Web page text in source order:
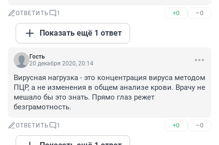
ОТВЕТИТЬ 1 +0 –0
Показать ещё 1 ответ
Гость
20 декабря 2020, 20:14
Вирусная нагрузка - это концентрация вируса методом
ПЦР, а не изменения в общем анализе крови. Врачу не
мешало бы это знать. Прямо глаз режет
безграмотность.
ОТВЕТИТЬ 1 +0 –0